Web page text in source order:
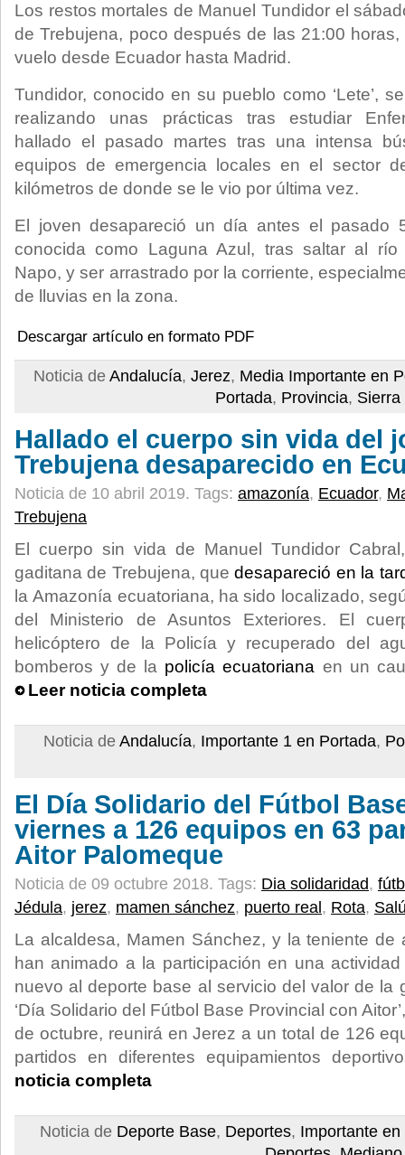
Los restos mortales de Manuel Tundidor el
de Trebujena, poco después de las 21:00
vuelo desde Ecuador hasta Madrid.
Tundidor, conocido en su pueblo como ‘Lete’,
realizando unas prácticas tras estudiar
hallado el pasado martes tras una intensa
equipos de emergencia locales en el sector
kilómetros de donde se le vio por última vez.
El joven desapareció un día antes el pasado
conocida como Laguna Azul, tras saltar al río
Napo, y ser arrastrado por la corriente,
de lluvias en la zona.
Descargar artículo en formato PDF
Noticia de Andalucía, Jerez, Media Importante en
Portada, Provincia, Sierra
Hallado el cuerpo sin vida del
Trebujena desaparecido en
Noticia de 10 abril 2019. Tags: amazonía, Ecuador,
Trebujena
El cuerpo sin vida de Manuel Tundidor
gaditana de Trebujena, quedesapareció en la
la Amazonía ecuatoriana, ha sido localizado,
del Ministerio de Asuntos Exteriores. El
helicóptero de la Policía y recuperado del
bomberos y de la policía ecuatoriana en un
Leer noticia completa
Noticia de Andalucía, Importante 1 en Portada,
El Día Solidario del Fútbol
viernes a 126 equipos en 63
Aitor Palomeque
Noticia de 09 octubre 2018. Tags: Dia solidaridad,
Jédula, jerez, mamen sánchez, puerto real , Rota,
La alcaldesa, Mamen Sánchez, y la teniente de
han animado a la participación en una
nuevo al deporte base al servicio del valor de la
‘Día Solidario del Fútbol Base Provincial con
de octubre, reunirá en Jerez a un total de 126
partidos en diferentes equipamientos
noticia completa
Noticia de Deporte Base, Deportes, Importante